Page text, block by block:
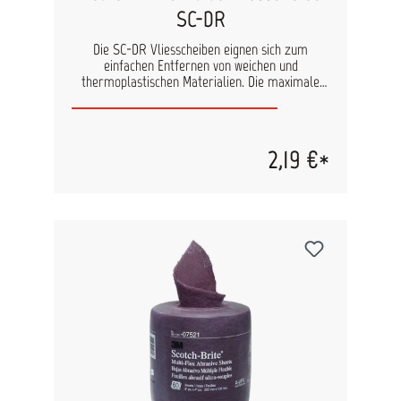
SC-DR
Die SC-DR Vliesscheiben eignen sich zum
einfachen Entfernen von weichen und
thermoplastischen Materialien. Die maximale
die 50mm Scheiben und 18000 für 75mm
von Rauhtiefen, Entfernen von Anlauffarben,
Glätten von Oberflächen und für leichte2,19 €*